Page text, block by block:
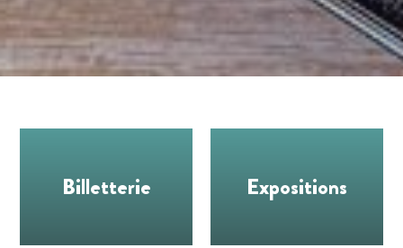
Billetterie Expositions